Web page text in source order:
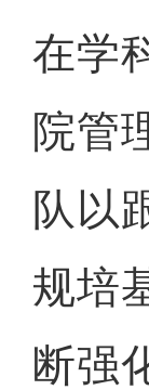
在学
院管
队以
规培
断强